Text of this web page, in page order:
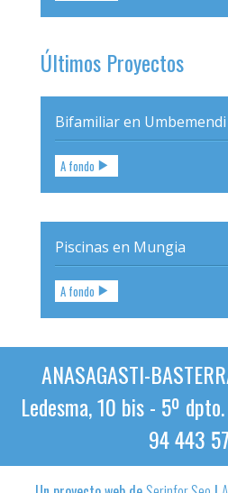
Últimos Proyectos
Bifamiliar en Umbemendi
A fondo
Piscinas en Mungia
A fondo
ANASAGASTI-
Ledesma, 10 bis - 5º
94 443